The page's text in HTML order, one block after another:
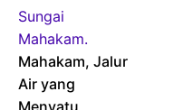
Mahakam, Jalur
Air yang
Menyatu